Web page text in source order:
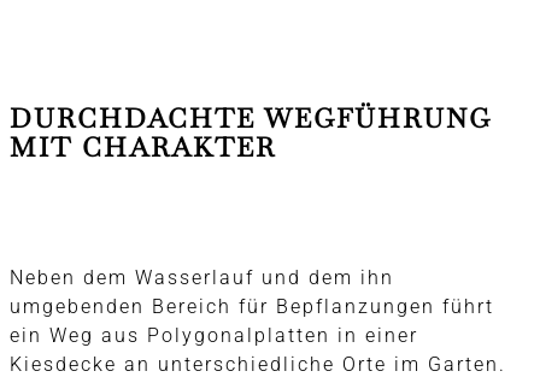
DURCHDACHTE WEGFÜHRUNG
MIT CHARAKTER
Neben dem Wasserlauf und dem ihn
umgebenden Bereich für Bepflanzungen führt
ein Weg aus Polygonalplatten in einer
Kiesdecke an unterschiedliche Orte im Garten.